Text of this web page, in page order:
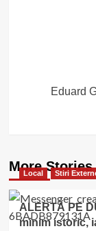
Eduard
More Stories
Local Stiri
ALERTĂ PE
minim istoric,